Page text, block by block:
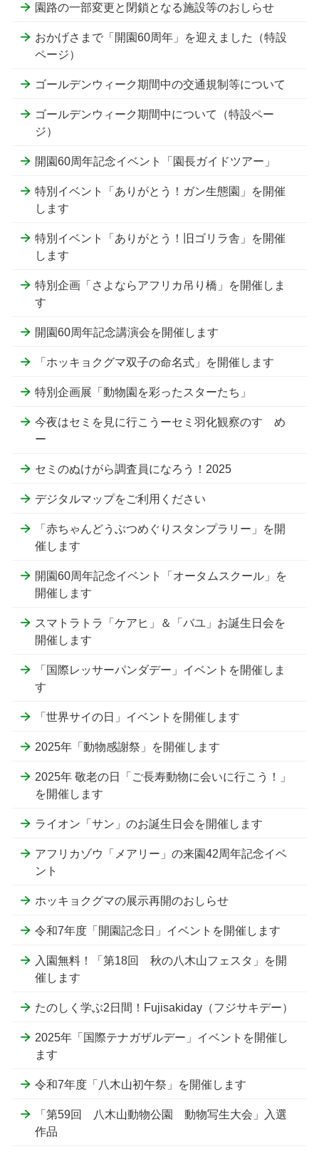
園路の一部変更と閉鎖となる施設等のおしらせ
おかげさまで「開園60周年」を迎えました（特設
ページ）
ゴールデンウィーク期間中の交通規制等について
ゴールデンウィーク期間中について（特設ペー
ジ）
開園60周年記念イベント「園長ガイドツアー」
特別イベント「ありがとう！ガン生態園」を開催
します
特別イベント「ありがとう！旧ゴリラ舎」を開催
します
特別企画「さよならアフリカ吊り橋」を開催しま
す
開園60周年記念講演会を開催します
「ホッキョクグマ双子の命名式」を開催します
特別企画展「動物園を彩ったスターたち」
今夜はセミを見に行こうーセミ羽化観察のすゝめ
ー
セミのぬけがら調査員になろう！2025
デジタルマップをご利用ください
「赤ちゃんどうぶつめぐりスタンプラリー」を開
催します
開園60周年記念イベント「オータムスクール」を
開催します
スマトラトラ「ケアヒ」＆「バユ」お誕生日会を
開催します
「国際レッサーパンダデー」イベントを開催しま
す
「世界サイの日」イベントを開催します
2025年「動物感謝祭」を開催します
2025年 敬老の日「ご長寿動物に会いに行こう！」
を開催します
ライオン「サン」のお誕生日会を開催します
アフリカゾウ「メアリー」の来園42周年記念イベ
ント
ホッキョクグマの展示再開のおしらせ
令和7年度「開園記念日」イベントを開催します
入園無料！「第18回 秋の八木山フェスタ」を開
催します
たのしく学ぶ2日間！Fujisakiday（フジサキデー）
2025年「国際テナガザルデー」イベントを開催し
ます
令和7年度「八木山初午祭」を開催します
「第59回 八木山動物公園 動物写生大会」入選
作品